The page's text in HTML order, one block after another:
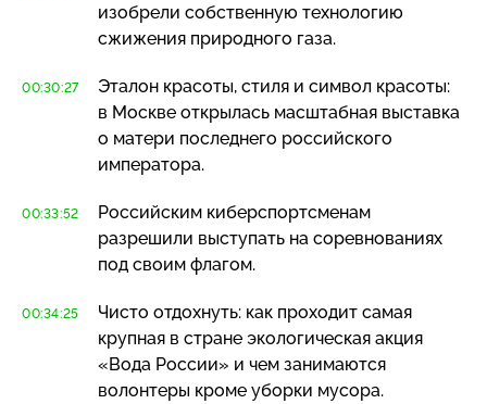
изобрели собственную технологию
сжижения природного газа.
00:30:27
Эталон красоты, стиля и символ красоты:
в Москве открылась масштабная выставка
о матери последнего российского
императора.
00:33:52
Российским киберспортсменам
разрешили выступать на соревнованиях
под своим флагом.
00:34:25
Чисто отдохнуть: как проходит самая
крупная в стране экологическая акция
«Вода России» и чем занимаются
волонтеры кроме уборки мусора.